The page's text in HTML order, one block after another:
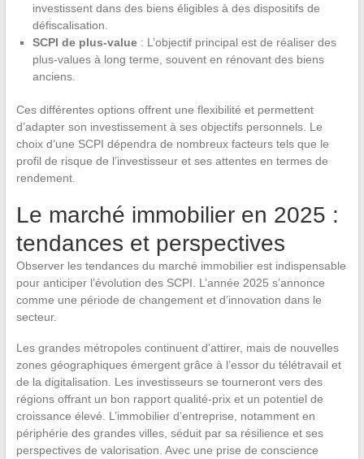
investissent dans des biens éligibles à des dispositifs de
défiscalisation.
SCPI de plus-value: L’objectif principal est de réaliser des
plus-values à long terme, souvent en rénovant des biens
anciens.
Ces différentes options offrent une flexibilité et permettent
d’adapter son investissement à ses objectifs personnels. Le
choix d’une SCPI dépendra de nombreux facteurs tels que le
profil de risque de l’investisseur et ses attentes en termes de
rendement.
Le marché immobilier en 2025 :
tendances et perspectives
Observer les tendances du marché immobilier est indispensable
pour anticiper l’évolution des SCPI. L’année 2025 s’annonce
comme une période de changement et d’innovation dans le
secteur.
Les grandes métropoles continuent d’attirer, mais de nouvelles
zones géographiques émergent grâce à l’essor du télétravail et
de la digitalisation. Les investisseurs se tourneront vers des
régions offrant un bon rapport qualité-prix et un potentiel de
croissance élevé. L’immobilier d’entreprise, notamment en
périphérie des grandes villes, séduit par sa résilience et ses
perspectives de valorisation. Avec une prise de conscience